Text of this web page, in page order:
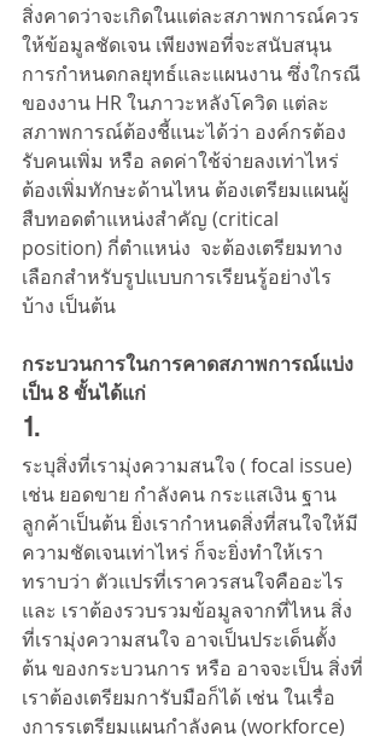
สิ่งคาดว่าจะเกิดในแต่ละสภาพการณ์ควร
ให้ข้อมูลชัดเจน เพียงพอที่จะสนับสนุน
การกำหนดกลยุทธ์และแผนงาน ซึ่งใกรณี
ของงาน HR ในภาวะหลังโควิด แต่ละ
สภาพการณ์ต้องชี้แนะได้ว่า องค์กรต้อง
รับคนเพิ่ม หรือ ลดค่าใช้จ่ายลงเท่าไหร่
ต้องเพิ่มทักษะด้านไหน ต้องเตรียมแผนผู้
สืบทอดตำแหน่งสำคัญ (critical
position) กี่ตำแหน่ง  จะต้องเตรียมทาง
เลือกสำหรับรูปแบบการเรียนรู้อย่างไร
บ้าง เป็นต้น
กระบวนการในการคาดสภาพการณ์แบ่ง
เป็น 8 ขั้นได้แก่
1.
ระบุสิ่งที่เรามุ่งความสนใจ ( focal issue)
เช่น ยอดขาย กำลังคน กระแสเงิน ฐาน
ลูกค้าเป็นต้น ยิ่งเรากำหนดสิ่งที่สนใจให้มี
ความชัดเจนเท่าไหร่ ก็จะยิ่งทำให้เรา
ทราบว่า ตัวแปรที่เราควรสนใจคืออะไร
และ เราต้องรวบรวมข้อมูลจากที่ไหน สิ่ง
ที่เรามุ่งความสนใจ อาจเป็นประเด็นตั้ง
ต้น ของกระบวนการ หรือ อาจจะเป็น สิ่งที่
เราต้องเตรียมการับมือก็ได้ เช่น ในเรื่อ
งการรเตรียมแผนกำลังคน (workforce)